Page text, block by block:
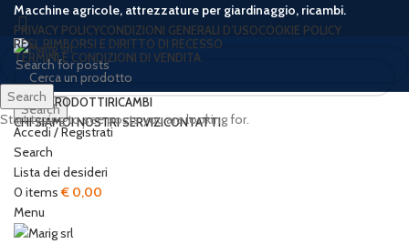
Macchine agricole, attrezzature per giardinaggio, ricambi.
PRIVACY POLICYCONDIZIONI GENERALI D’USOCOOKIE POLICY
RESI, RIMBORSI E DIRITTO DI RECESSO
TERMINI E CONDIZIONI DI VENDITA
Search
Accedi / Registrati
Search
Lista dei desideri
0 items € 0,00
Menu
HOME PRODOTTIRICAMBI
CHI SIAMOI NOSTRI SERVIZICONTATTI
Click to enlarge
Search
Start typing to see posts you are looking for.